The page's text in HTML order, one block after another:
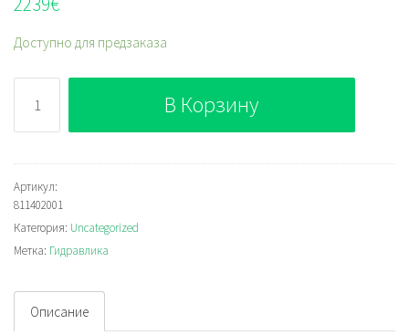
Доступно для предзаказа
Bosch
Rexroth
DBETBX-
1X/250G24-
37Z4M-
38
Пропорциональный
редукционный
клапан
В Корзину
Артикул:
811402001
Категория: Uncategorized
Метка: Гидравлика
Описание